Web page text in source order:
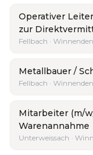
Operativer
zur
Fellbach · Winnenden
Metallbauer /
Fellbach · Winnenden
Mitarbeiter (m/
Warenannahme
Unterweissach ·